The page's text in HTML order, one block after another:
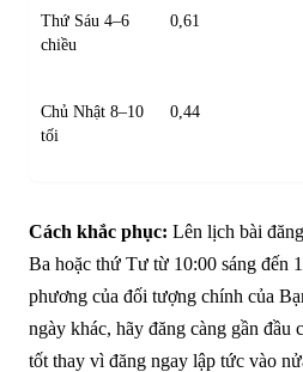
Thứ Sáu 4–6
chiều
0,61
Chủ Nhật 8–10
tối
0,44
Cách khắc phục: Lên lịch bài
Ba hoặc thứ Tư từ 10:00 sáng đến
phương của đối tượng chính của
ngày khác, hãy đăng càng gần đầu
tốt thay vì đăng ngay lập tức vào